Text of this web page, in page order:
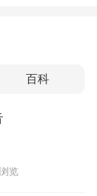
百科
览